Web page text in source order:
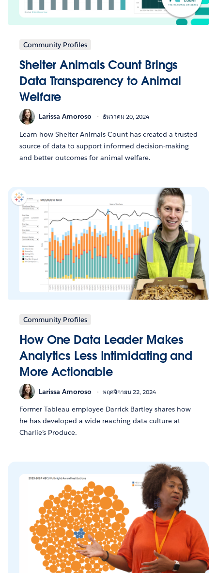
Community Profiles
Shelter Animals Count Brings
Data Transparency to Animal
Welfare
Larissa Amoroso ธันวาคม 20, 2024
Learn how Shelter Animals Count has created a trusted
source of data to support informed decision-making
and better outcomes for animal welfare.
Community Profiles
How One Data Leader Makes
Analytics Less Intimidating and
More Actionable
Larissa Amoroso พฤศจิกายน 22, 2024
Former Tableau employee Darrick Bartley shares how
he has developed a wide-reaching data culture at
Charlie’s Produce.